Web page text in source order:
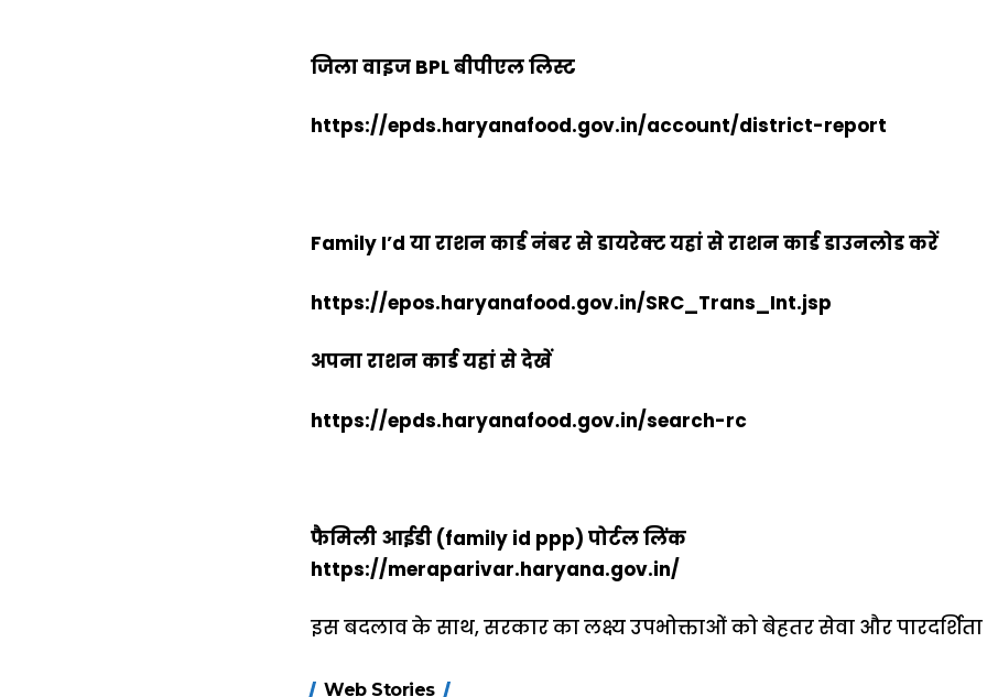
जिला वाइज BPL बीपीएल लिस्ट
https://epds.haryanafood.gov.in/account/district-report
Family I’d या राशन कार्ड नंबर से डायरेक्ट यहां से राशन कार्ड डाउनलोड करें
https://epos.haryanafood.gov.in/SRC_Trans_Int.jsp
अपना राशन कार्ड यहां से देखें
https://epds.haryanafood.gov.in/search-rc
फैमिली आईडी (family id ppp) पोर्टल लिंक
https://meraparivar.haryana.gov.in/
इस बदलाव के साथ, सरकार का लक्ष्य उपभोक्ताओं को बेहतर सेवा और पारदर्शिता
Web Stories